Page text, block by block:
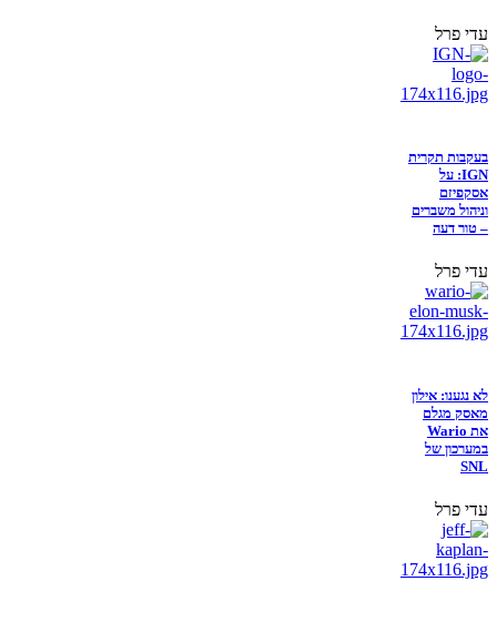
עדי פרל
בעקבות תקרית
IGN: על
אסקפיזם
וניהול משברים
– טור דעה
עדי פרל
לא נגענו: אילון
מאסק מגלם
את Wario
במערכון של
SNL
עדי פרל